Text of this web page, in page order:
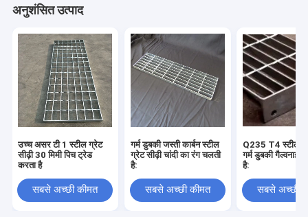
अनुशंसित उत्पाद
उच्च असर टी 1 स्टील ग्रेट
सीढ़ी 30 मिमी पिच ट्रेड
करता है
सबसे अच्छी कीमत
गर्म डुबकी जस्ती कार्बन स्टील
ग्रेट सीढ़ी चांदी का रंग चलती
है:
सबसे अच्छी कीमत
Q235 T4 स्टील
गर्म डुबकी
है:
सबसे अच्छी